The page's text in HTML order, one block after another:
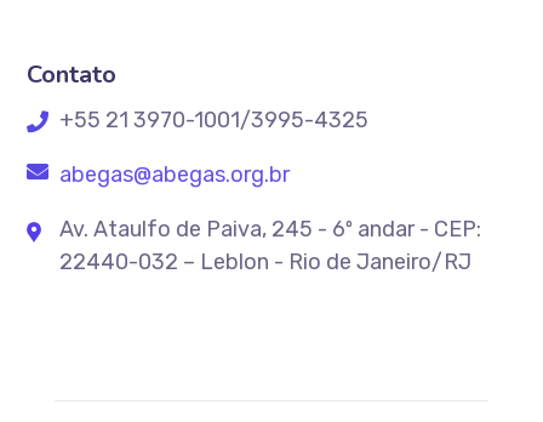
Contato
+55 21 3970-1001/3995-4325
abegas@abegas.org.br
Av. Ataulfo de Paiva, 245 - 6º andar - CEP:
22440-032 – Leblon - Rio de Janeiro/RJ